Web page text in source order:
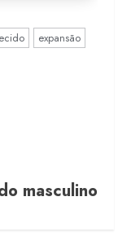
expansão
masculino